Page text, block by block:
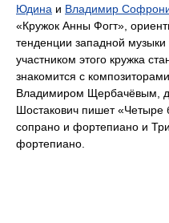
Юдина и Владимир
«Кружок Анны Фогт»,
тенденции западной
участником этого кружка
знакомится с композиторами
Владимиром Щербачёвым,
Шостакович пишет
сопрано и фортепиано и
фортепиано.